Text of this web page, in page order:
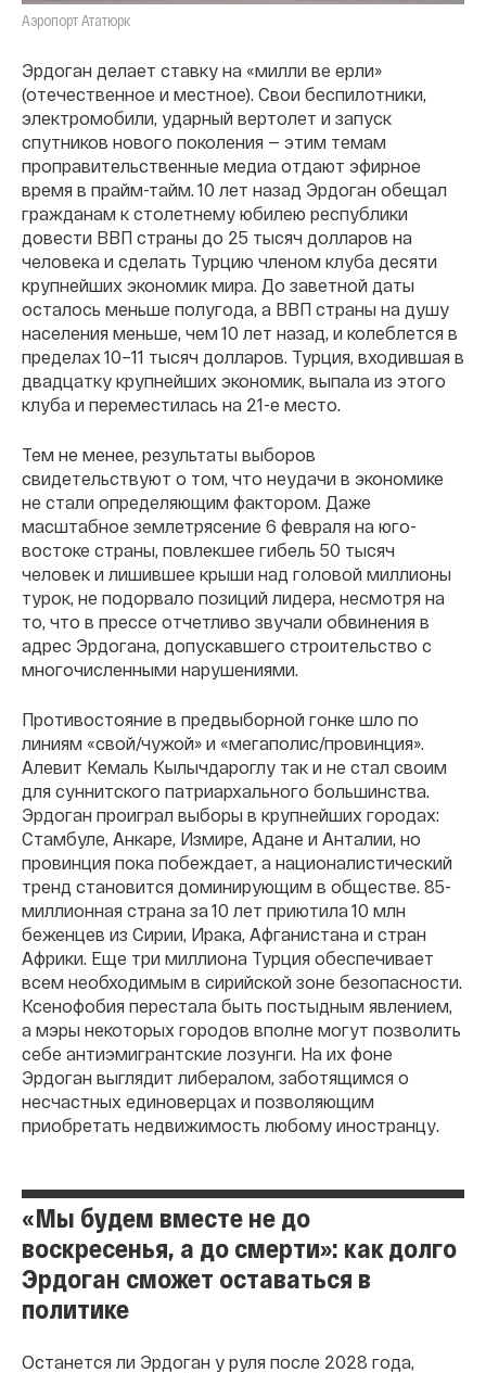
Аэропорт Ататюрк
Эрдоган делает ставку на «милли ве ерли»
(отечественное и местное). Свои беспилотники,
электромобили, ударный вертолет и запуск
спутников нового поколения — этим темам
проправительственные медиа отдают эфирное
время в прайм-тайм. 10 лет назад Эрдоган обещал
гражданам к столетнему юбилею республики
довести ВВП страны до 25 тысяч долларов на
человека и сделать Турцию членом клуба десяти
крупнейших экономик мира. До заветной даты
осталось меньше полугода, а ВВП страны на душу
населения меньше, чем 10 лет назад, и колеблется в
пределах 10–11 тысяч долларов. Турция, входившая в
двадцатку крупнейших экономик, выпала из этого
клуба и переместилась на 21-е место.
Тем не менее, результаты выборов
свидетельствуют о том, что неудачи в экономике
не стали определяющим фактором. Даже
масштабное землетрясение 6 февраля на юго-
востоке страны, повлекшее гибель 50 тысяч
человек и лишившее крыши над головой миллионы
турок, не подорвало позиций лидера, несмотря на
то, что в прессе отчетливо звучали обвинения в
адрес Эрдогана, допускавшего строительство с
многочисленными нарушениями.
Противостояние в предвыборной гонке шло по
линиям «свой/чужой» и «мегаполис/провинция».
Алевит Кемаль Кылычдароглу так и не стал своим
для суннитского патриархального большинства.
Эрдоган проиграл выборы в крупнейших городах:
Стамбуле, Анкаре, Измире, Адане и Анталии, но
провинция пока побеждает, а националистический
тренд становится доминирующим в обществе. 85-
миллионная страна за 10 лет приютила 10 млн
беженцев из Сирии, Ирака, Афганистана и стран
Африки. Еще три миллиона Турция обеспечивает
всем необходимым в сирийской зоне безопасности.
Ксенофобия перестала быть постыдным явлением,
а мэры некоторых городов вполне могут позволить
себе антиэмигрантские лозунги. На их фоне
Эрдоган выглядит либералом, заботящимся о
несчастных единоверцах и позволяющим
приобретать недвижимость любому иностранцу.
«Мы будем вместе не до
воскресенья, а до смерти»: как долго
Эрдоган сможет оставаться в
политике
Останется ли Эрдоган у руля после 2028 года,